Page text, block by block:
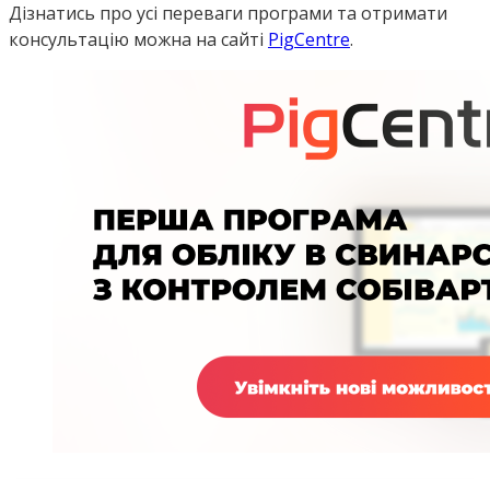
Дізнатись про усі переваги програми та отримати
консультацію можна на сайті PigCentre.